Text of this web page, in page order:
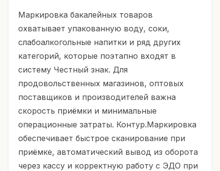
Маркировка бакалейных товаров
охватывает упакованную воду, соки,
слабоалкогольные напитки и ряд других
категорий, которые поэтапно входят в
систему Честный знак. Для
продовольственных магазинов, оптовых
поставщиков и производителей важна
скорость приёмки и минимальные
операционные затраты. Контур.Маркировка
обеспечивает быстрое сканирование при
приёмке, автоматический вывод из оборота
через кассу и корректную работу с ЭДО при